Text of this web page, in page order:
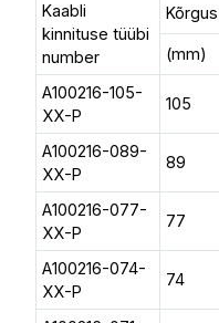
Kaabli
kinnituse tüübi
number
(mm)
A100216-105-
XX-P
105
A100216-089-
XX-P
89
A100216-077-
XX-P
77
A100216-074-
XX-P
74